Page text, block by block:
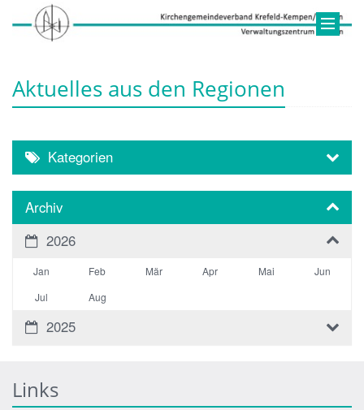
Aktuelles aus den Regionen
Kategorien
Archiv
2026
Jan Feb Mär Apr Mai
Jun
Jul
Aug
2025
Links